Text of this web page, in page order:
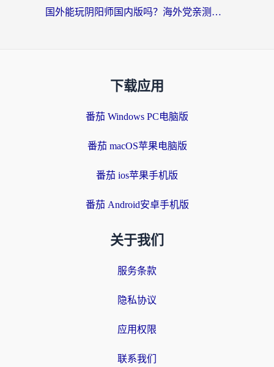
国外能玩阴阳师国内版吗？海外党亲测有效的国服游戏加速指南
下载应用
番茄 Windows PC电脑版
番茄 macOS苹果电脑版
番茄 ios苹果手机版
番茄 Android安卓手机版
关于我们
服务条款
隐私协议
应用权限
联系我们